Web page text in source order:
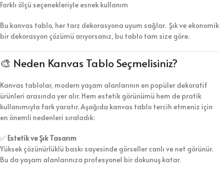
Farklı ölçü seçenekleriyle esnek kullanım
Bu kanvas tablo, her tarz dekorasyona uyum sağlar. Şık ve ekonomik
bir dekorasyon çözümü arıyorsanız, bu tablo tam size göre.
🎨 Neden Kanvas Tablo Seçmelisiniz?
Kanvas tablolar, modern yaşam alanlarının en popüler dekoratif
ürünleri arasında yer alır. Hem estetik görünümü hem de pratik
kullanımıyla fark yaratır. Aşağıda kanvas tablo tercih etmeniz için
en önemli nedenleri sıraladık:
✅ Estetik ve Şık Tasarım
Yüksek çözünürlüklü baskı sayesinde görseller canlı ve net görünür.
Bu da yaşam alanlarınıza profesyonel bir dokunuş katar.